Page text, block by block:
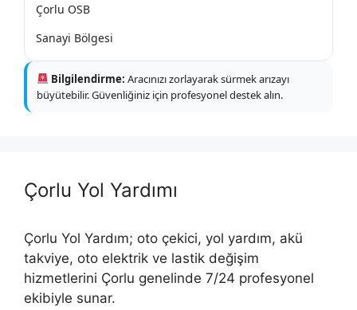
Çorlu OSB
Sanayi Bölgesi
Bilgilendirme: Aracınızı zorlayarak sürmek arızayı
büyütebilir. Güvenliğiniz için profesyonel destek alın.
Çorlu Yol Yardımı
Çorlu Yol Yardım; oto çekici, yol yardım, akü
takviye, oto elektrik ve lastik değişim
hizmetlerini Çorlu genelinde 7/24 profesyonel
ekibiyle sunar.